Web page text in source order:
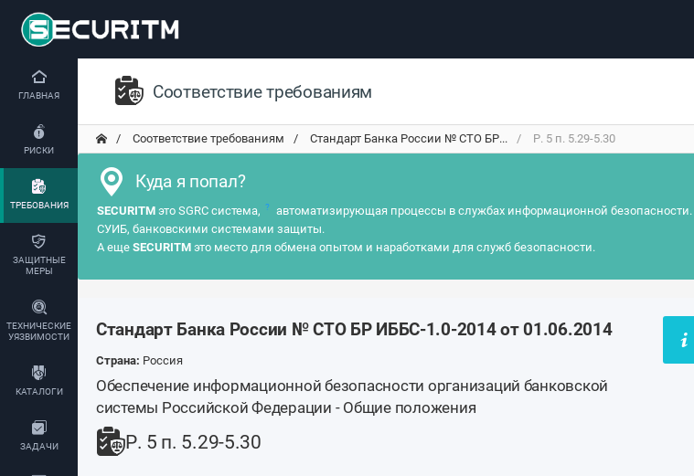
ГЛАВНАЯ
РИСКИ
ТРЕБОВАНИЯ
ЗАЩИТНЫЕ
МЕРЫ
ТЕХНИЧЕСКИЕ
УЯЗВИМОСТИ
КАТАЛОГИ
ЗАДАЧИ
Соответствие требованиям
Соответствие требованиям Стандарт Банка России № СТО БР... Р. 5 п. 5.29-5.30
Куда я попал?
SECURITM это SGRC система, ? автоматизирующая процессы в службах информационной безопасности.
СУИБ, банковскими системами защиты.
А еще SECURITM это место для обмена опытом и наработками для служб безопасности.
Стандарт Банка России № СТО БР ИББС-1.0-2014 от 01.06.2014
Страна: Россия
Обеспечение информационной безопасности организаций банковской
системы Российской Федерации - Общие положения
Р. 5 п. 5.29-5.30